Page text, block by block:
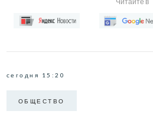
сегодня 15:20
ОБЩЕСТВО